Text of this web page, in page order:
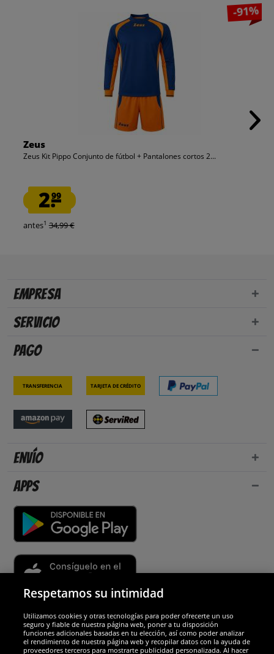
-91%
Zeus
Zeus Kit Pippo Conjunto de fútbol + Pantalones cortos 2...
2.99
antes1 34,99 €
Empresa
Servicio
Pago
Transferencia Tarjeta de crédito
Envío
Apps
Socios y seguridad
Galardones
Respetamos su intimidad
Utilizamos cookies y otras tecnologías para poder ofrecerte un uso
seguro y fiable de nuestra página web, poner a tu disposición
funciones adicionales basadas en tu elección, así como poder analizar
el rendimiento de nuestra página web y recopilar datos con la ayuda de
proveedores terceros para mostrarte publicidad personalizada. Al hacer